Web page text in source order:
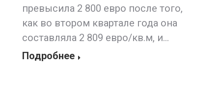
превысила 2 800 евро после того,
как во втором квартале года она
составляла 2 809 евро/кв.м, и…
Подробнее